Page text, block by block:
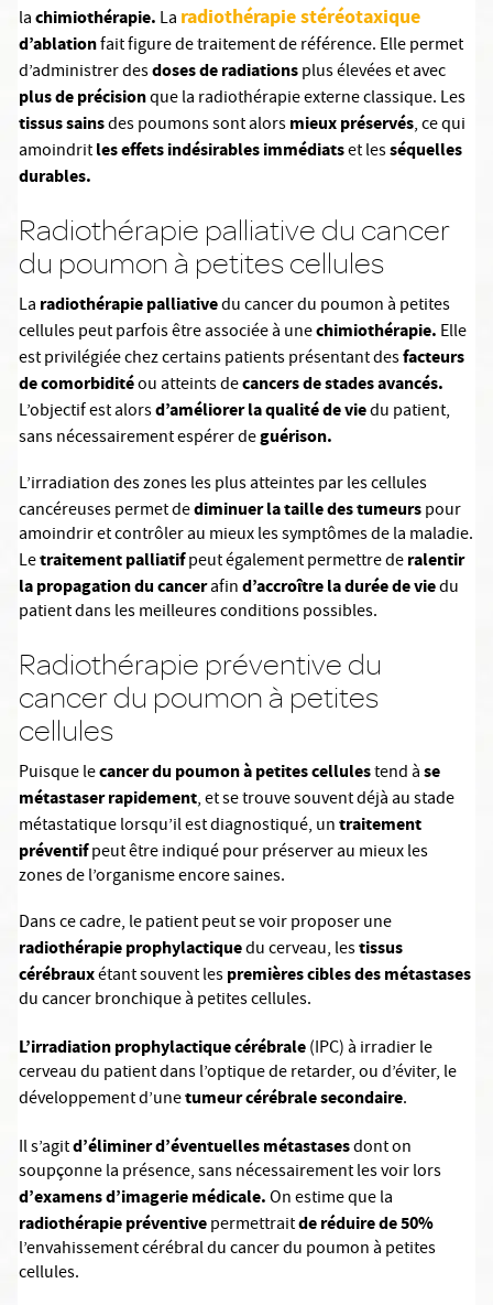
lachimiothérapie. La radiothérapie stéréotaxique
d’ablationfait figure de traitement de référence. Elle permet
d’administrer desdoses de radiationsplus élevées et avec
plus de précisionque la radiothérapie externe classique. Les
tissus sainsdes poumons sont alorsmieux préservés, ce qui
amoindritles effets indésirables immédiatset lesséquelles
durables.
Radiothérapie palliative du cancer
du poumon à petites cellules
La radiothérapie palliativedu cancer du poumon à petites
cellules peut parfois être associée à unechimiothérapie. Elle
est privilégiée chez certains patients présentant desfacteurs
de comorbiditéou atteints decancers de stades avancés.
L’objectif est alorsd’améliorer la qualité de viedu patient,
sans nécessairement espérer deguérison.
L’irradiation des zones les plus atteintes par les cellules
cancéreuses permet dediminuer la taille des tumeurspour
amoindrir et contrôler au mieux les symptômes de la maladie.
Letraitement palliatifpeut également permettre deralentir
la propagation du cancerafind’accroître la durée de viedu
patient dans les meilleures conditions possibles.
Radiothérapie préventive du
cancer du poumon à petites
cellules
Puisque lecancer du poumon à petites cellulestend àse
métastaser rapidement, et se trouve souvent déjà au stade
métastatique lorsqu’il est diagnostiqué, untraitement
préventifpeut être indiqué pour préserver au mieux les
zones de l’organisme encore saines.
Dans ce cadre, le patient peut se voir proposer une
radiothérapie prophylactiquedu cerveau, lestissus
cérébrauxétant souvent lespremières cibles des métastases
du cancer bronchique à petites cellules.
L’irradiation prophylactique cérébrale(IPC) à irradier le
cerveau du patient dans l’optique de retarder, ou d’éviter, le
développement d’unetumeur cérébrale secondaire.
Il s’agitd’éliminer d’éventuelles métastasesdont on
soupçonne la présence, sans nécessairement les voir lors
d’examens d’imagerie médicale.On estime que la
radiothérapie préventivepermettraitde réduire de 50%
l’envahissement cérébral du cancer du poumon à petites
cellules.